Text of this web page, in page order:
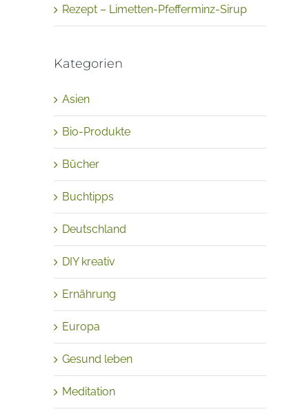
Rezept – Limetten-Pfefferminz-Sirup
Kategorien
Asien
Bio-Produkte
Bücher
Buchtipps
Deutschland
DIY kreativ
Ernährung
Europa
Gesund leben
Meditation